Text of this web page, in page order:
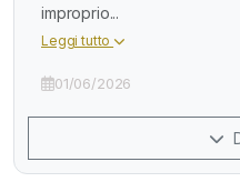
improprio...
Leggi tutto
01/06/2026